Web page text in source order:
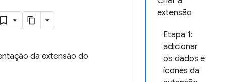
extensão
Etapa 1:
adicionar
os dados e
ícones da
da extensão do